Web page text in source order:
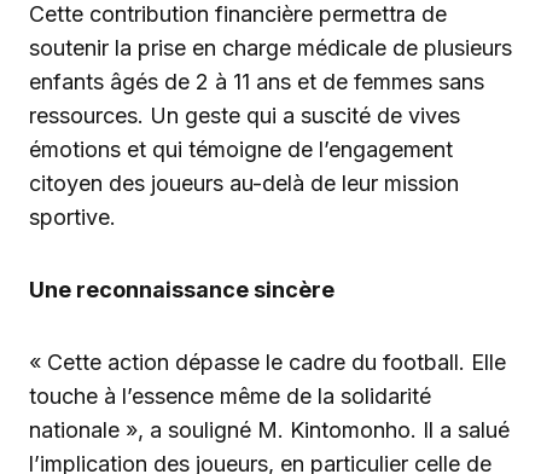
Cette contribution financière permettra de
soutenir la prise en charge médicale de plusieurs
enfants âgés de 2 à 11 ans et de femmes sans
ressources. Un geste qui a suscité de vives
émotions et qui témoigne de l’engagement
citoyen des joueurs au-delà de leur mission
sportive.
Une reconnaissance sincère
« Cette action dépasse le cadre du football. Elle
touche à l’essence même de la solidarité
nationale », a souligné M. Kintomonho. Il a salué
l’implication des joueurs, en particulier celle de